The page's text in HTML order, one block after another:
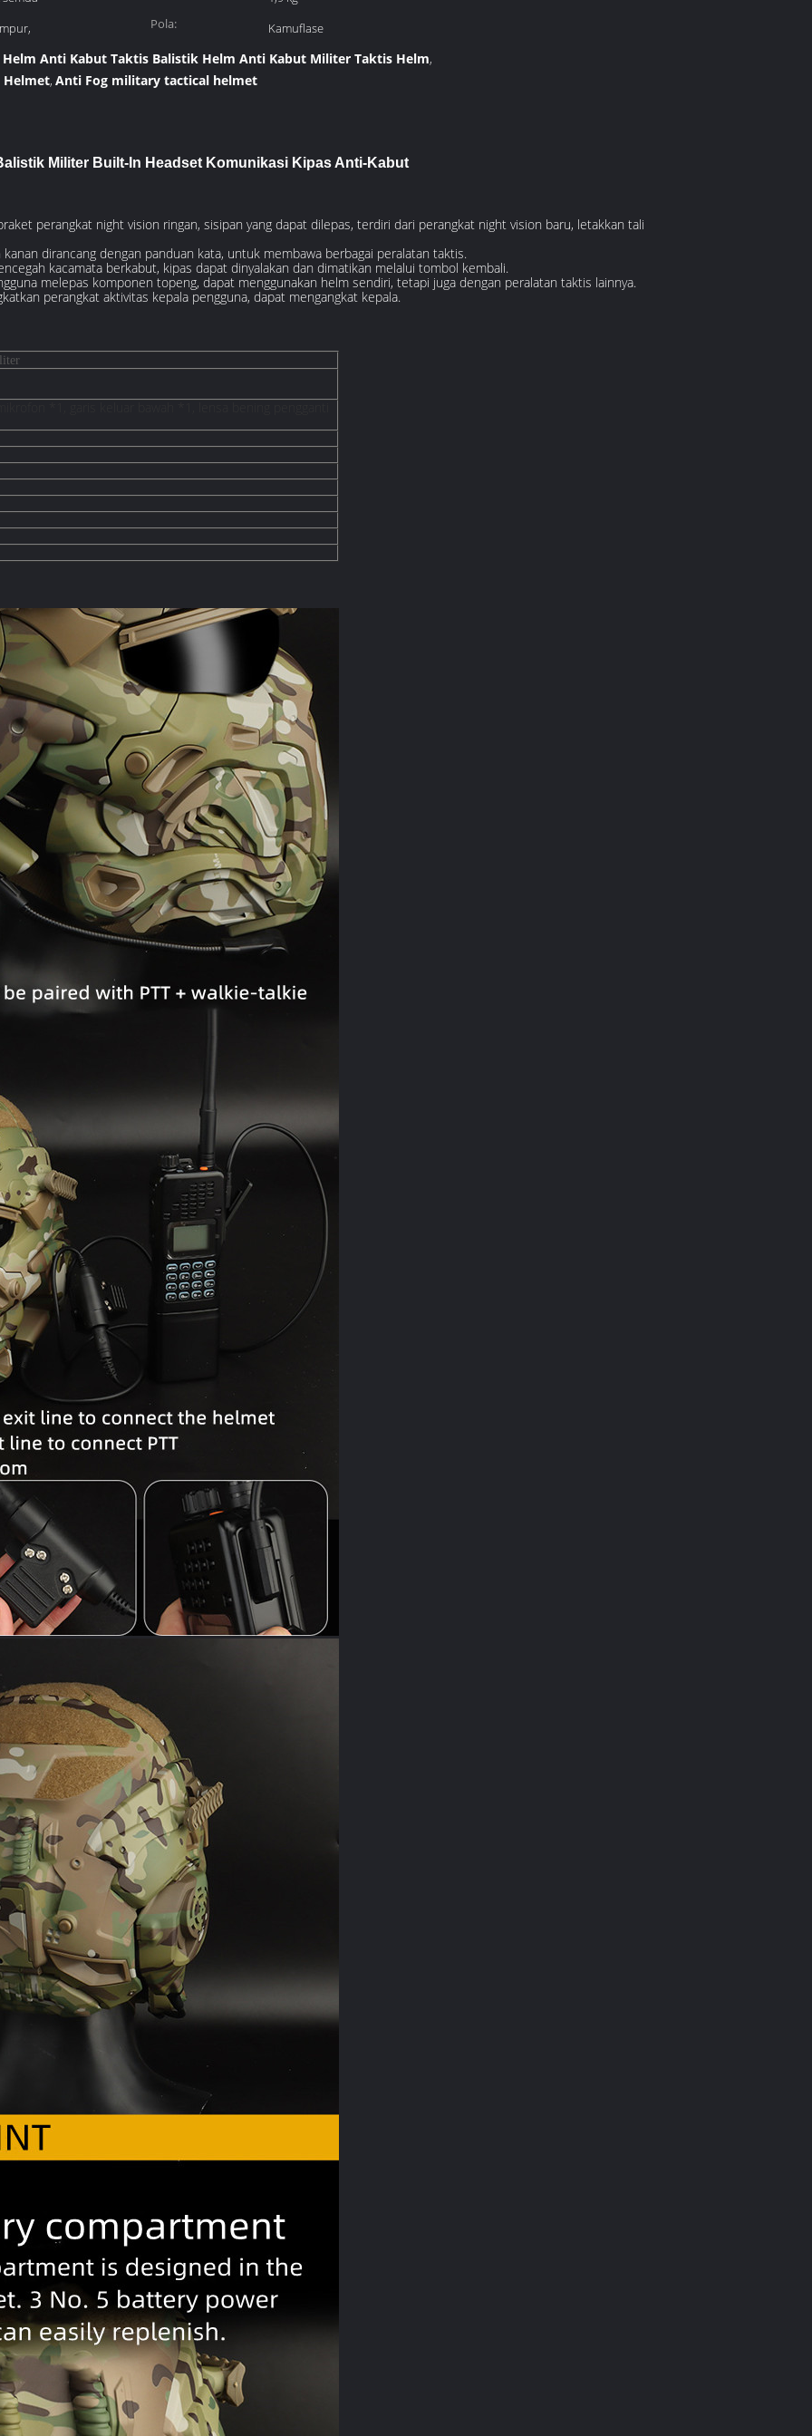
akan segera menghubungi Anda kembali!
Pola: Kamuflase
Anti Kabut Taktis Balistik Helm Anti Kabut Militer Taktis Helm,
Helmet, Anti Fog military tactical helmet
Militer Built-In Headset Komunikasi Kipas Anti-Kabut
perangkat night vision ringan, sisipan yang dapat dilepas, terdiri dari perangkat night vision baru, letakkan tali
dirancang dengan panduan kata, untuk membawa berbagai peralatan taktis.
kacamata berkabut, kipas dapat dinyalakan dan dimatikan melalui tombol kembali.
melepas komponen topeng, dapat menggunakan helm sendiri, tetapi juga dengan peralatan taktis lainnya.
perangkat aktivitas kepala pengguna, dapat mengangkat kepala.